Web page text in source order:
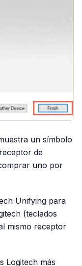
un símbolo
de
uno por
Unifying para
(teclados
mismo receptor
Logitech más